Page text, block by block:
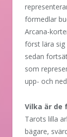
förmedlar
Arcana-
först lära sig
sedan
som
upp- och
Vilka är de
Tarots lilla
bägare,